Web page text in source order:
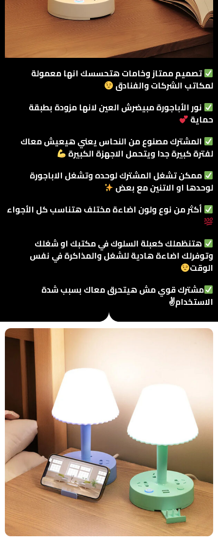
تصميم ممتاز وخامات هتحسسك انها معمولة
لمكاتب الشركات والفنادق
نور الأباجورة مبيضرش العين لانها مزودة بطبقة
حماية
المشترك مصنوع من النحاس يعني هيعيش معاك
لفترة كبيرة جدا ويتحمل الاجهزة الكبيرة
ممكن تشغل المشترك لوحده وتشغل الاباجورة
لوحدها او الاتنين مع بعض
أكثر من نوع ولون اضاءة مختلف هتناسب كل الأجواء
هتنظملك كعبلة السلوك في مكتبك او شغلك
وتوفرلك اضاءة هادية للشغل والمذاكرة في نفس
الوقت
مشترك قوي مش هيتحرق معاك بسبب شدة
الاستخدام✌